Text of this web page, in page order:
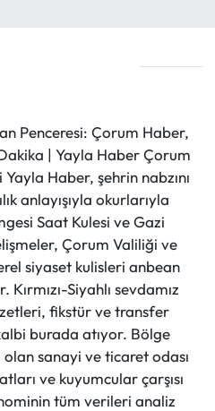
Penceresi: Çorum Haber,
| Yayla Haber Çorum
Yayla Haber, şehrin nabzını
anlayışıyla okurlarıyla
Saat Kulesi ve Gazi
Çorum Valiliği ve
siyaset kulisleri anbean
Kırmızı-Siyahlı sevdamız
fikstür ve transfer
burada atıyor. Bölge
sanayi ve ticaret odası
ve kuyumcular çarşısı
tüm verileri analiz